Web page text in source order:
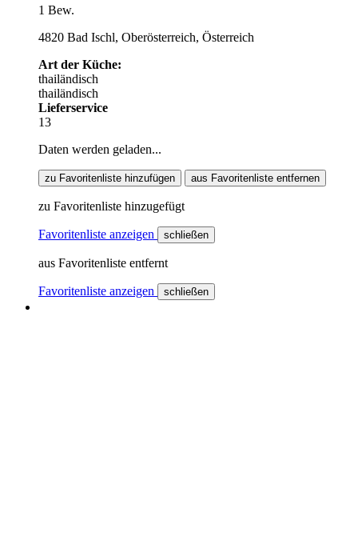
1 Bew.
4820 Bad Ischl, Oberösterreich, Österreich
Art der Küche:
thailändisch
thailändisch
Lieferservice
13
Daten werden geladen...
zu Favoritenliste hinzufügen aus Favoritenliste entfernen
zu Favoritenliste hinzugefügt
Favoritenliste anzeigen schließen
aus Favoritenliste entfernt
Favoritenliste anzeigen schließen